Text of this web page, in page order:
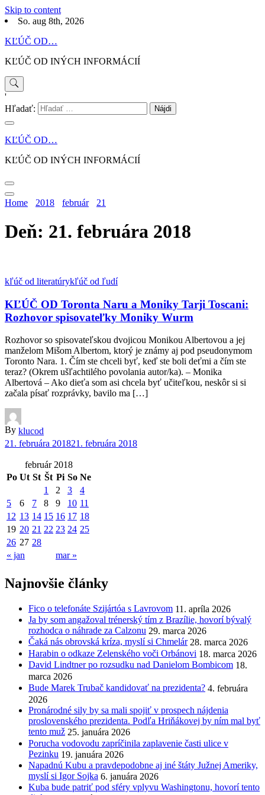
Skip to content
So. aug 8th, 2026
KĽÚČ OD…
KĽÚČ OD INÝCH INFORMÁCIÍ
'
Hľadať:
KĽÚČ OD…
KĽÚČ OD INÝCH INFORMÁCIÍ
Home 2018 február 21
Deň: 21. februára 2018
kľúč od literatúrykľúč od ľudí
KĽÚČ OD Toronta Naru a Moniky Tarji Toscani:
Rozhovor spisovateľky Moniky Wurm
Rozhovor so spisovateľskou dvojicou Monikou Albertovou a jej
manželom Mišom Albertom, ktorý je známy aj pod pseudonymom
Toronto Nara. 1. Čím ste chceli byť, keď ste boli deťmi a čím ste
teraz? (Okrem ušľachtilého povolania autor/ka). – Monika
Albertová – Ako dieťa som asi chcela byť učiteľkou, neskôr si si
začala písať rozprávky, bavilo ma […]
By klucod
21. februára 201821. februára 2018
február 2018
Po Ut St Št Pi So Ne
« jan mar »
1 2 3
4
5
6 7 8 9 10 11
12 13 14 15 16 17 18
19 20 21 22 23 24 25
26 27 28
Najnovšie články
Fico o telefonáte Szijártóa s Lavrovom 11. apríla 2026
Ja by som angažoval trénerský tím z Brazílie, hovorí bývalý
rozhodca o náhrade za Calzonu 29. marca 2026
Čaká nás obrovská kríza, myslí si Chmelár 28. marca 2026
Harabin o odkaze Zelenského voči Orbánovi 18. marca 2026
David Lindtner po rozsudku nad Danielom Bombicom 18.
marca 2026
Bude Marek Trubač kandidovať na prezidenta? 4. februára
2026
Pronárodné sily by sa mali spojiť v prospech nájdenia
proslovenského prezidenta. Podľa Hriňákovej by ním mal byť
tento muž 25. januára 2026
Porucha vodovodu zapríčinila zaplavenie časti ulice v
Pezinku 19. januára 2026
Napadnú Kubu a pravdepodobne aj iné štáty Južnej Ameriky,
myslí si Igor Sojka 6. januára 2026
Kuba bude patriť pod sféry vplyvu Washingtonu, hovorí tento